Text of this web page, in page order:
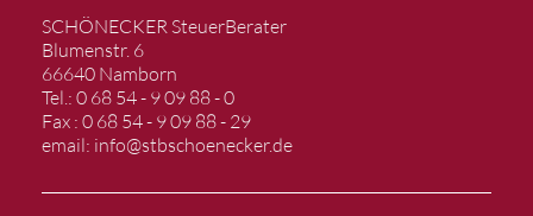
SCHÖNECKER SteuerBerater
Blumenstr. 6
66640 Namborn
Tel.: 0 68 54 - 9 09 88 - 0
Fax : 0 68 54 - 9 09 88 - 29
email: info@stbschoenecker.de